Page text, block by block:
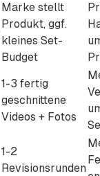
Marke stellt
Produkt, ggf.
kleines Set-
Budget
1-3 fertig
geschnittene
Videos + Fotos
1-2
Revisionsrunden